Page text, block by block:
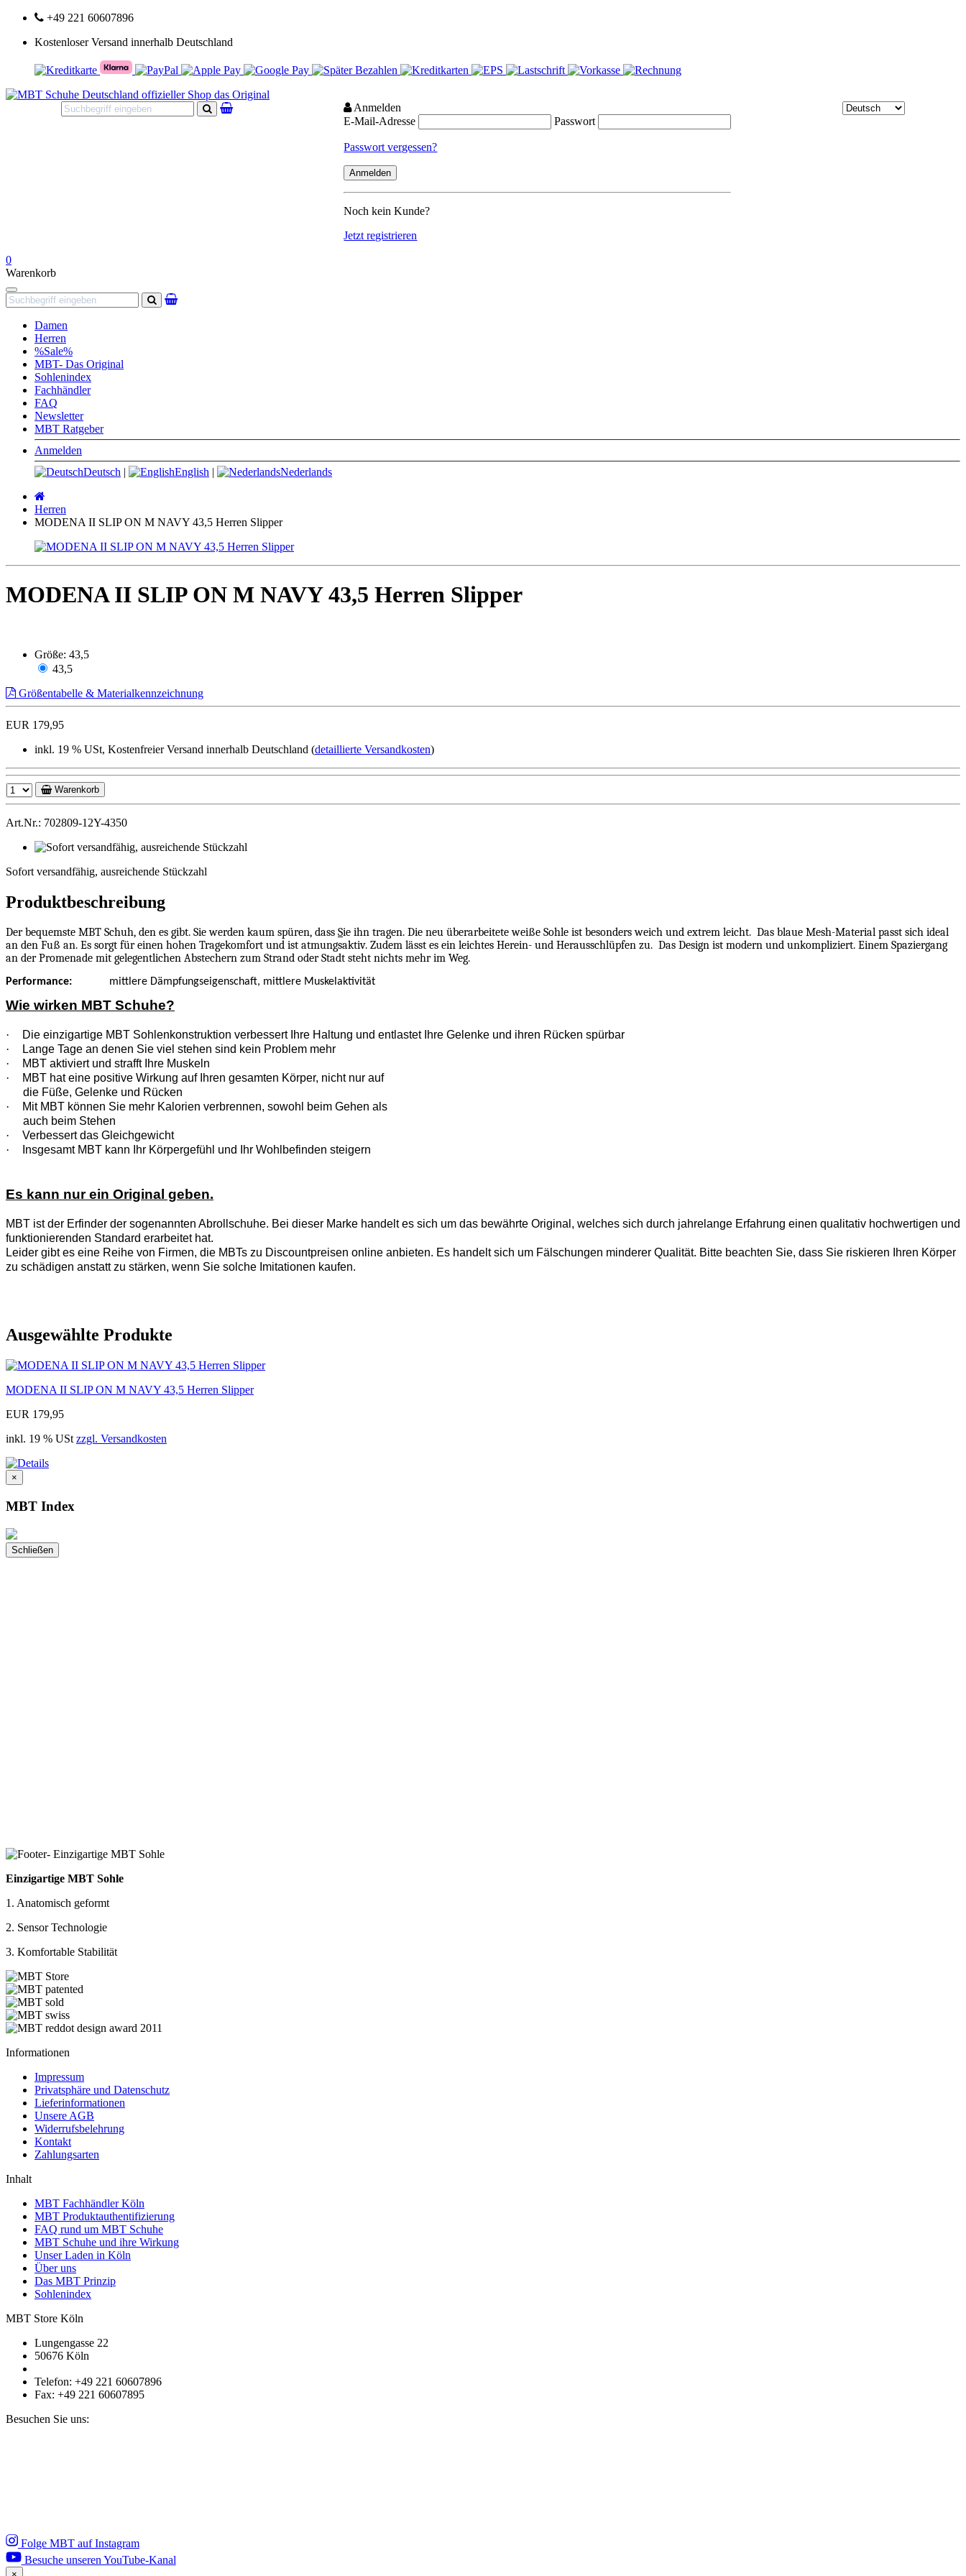
+49 221 60607896
Kostenloser Versand innerhalb Deutschland
Suchen
Anmelden
E-Mail-Adresse
Passwort
Passwort vergessen?
Noch kein Kunde?
Jetzt registrieren
0
Warenkorb
Navigation
Suchen
Damen
Herren
%Sale%
MBT- Das Original
Sohlenindex
Fachhändler
FAQ
Newsletter
MBT Ratgeber
Anmelden
Deutsch | English |
Nederlands
Herren
MODENA II SLIP ON M NAVY 43,5 Herren Slipper
MODENA II SLIP ON M NAVY 43,5 Herren Slipper
Größe: 43,5
43,5
Größentabelle & Materialkennzeichnung
EUR 179,95
inkl. 19 % USt, Kostenfreier Versand innerhalb Deutschland (detaillierte Versandkosten)
Warenkorb
Art.Nr.: 702809-12Y-4350
Sofort versandfähig, ausreichende Stückzahl
Produktbeschreibung
Der bequemste MBT Schuh, den es gibt. Sie werden kaum spüren, dass Sie ihn tragen. Die neu überarbeitete weiße Sohle ist besonders weich und extrem leicht. Das blaue Mesh-Material passt sich ideal
an den Fuß an. Es sorgt für einen hohen Tragekomfort und ist atmungsaktiv. Zudem lässt es ein leichtes Herein- und Herausschlüpfen zu. Das Design ist modern und unkompliziert. Einem Spaziergang
an der Promenade mit gelegentlichen Abstechern zum Strand oder Stadt steht nichts mehr im Weg.
Performance: mittlere Dämpfungseigenschaft, mittlere Muskelaktivität
Wie wirken MBT Schuhe?
·
Die einzigartige MBT Sohlenkonstruktion verbessert Ihre Haltung und entlastet Ihre Gelenke und ihren Rücken spürbar
·
Lange Tage an denen Sie viel stehen sind kein Problem mehr
·
MBT aktiviert und strafft Ihre Muskeln
·
MBT hat eine positive Wirkung auf Ihren gesamten Körper, nicht nur auf
die Füße, Gelenke und Rücken
·
Mit MBT können Sie mehr Kalorien verbrennen, sowohl beim Gehen als
auch beim Stehen
·
Verbessert das Gleichgewicht
·
Insgesamt MBT kann Ihr Körpergefühl und Ihr Wohlbefinden steigern
Es kann nur ein Original geben.
MBT ist der Erfinder der sogenannten Abrollschuhe. Bei dieser Marke handelt es sich um das bewährte Original, welches sich durch jahrelange Erfahrung einen qualitativ hochwertigen und
funktionierenden Standard erarbeitet hat.
Leider gibt es eine Reihe von Firmen, die MBTs zu Discountpreisen online anbieten. Es handelt sich um Fälschungen minderer Qualität. Bitte beachten Sie, dass Sie riskieren Ihren Körper
zu schädigen anstatt zu stärken, wenn Sie solche Imitationen kaufen.
Ausgewählte Produkte
MODENA II SLIP ON M NAVY 43,5 Herren Slipper
EUR 179,95
inkl. 19 % USt zzgl. Versandkosten
×
MBT Index
Schließen
Einzigartige MBT Sohle
1. Anatomisch geformt
2. Sensor Technologie
3. Komfortable Stabilität
Informationen
Impressum
Privatsphäre und Datenschutz
Lieferinformationen
Unsere AGB
Widerrufsbelehrung
Kontakt
Zahlungsarten
Inhalt
MBT Fachhändler Köln
MBT Produktauthentifizierung
FAQ rund um MBT Schuhe
MBT Schuhe und ihre Wirkung
Unser Laden in Köln
Über uns
Das MBT Prinzip
Sohlenindex
MBT Store Köln
Lungengasse 22
50676 Köln
Telefon: +49 221 60607896
Fax: +49 221 60607895
Besuchen Sie uns:
Folge MBT auf Instagram
Besuche unseren YouTube-Kanal